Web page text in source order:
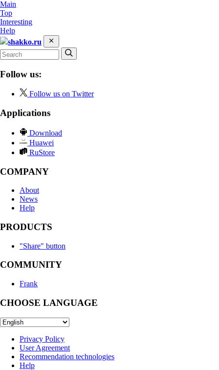
Main
Top
Interesting
Help
shakko.ru
Follow us:
Follow us on Twitter
Applications
Download
Huawei
RuStore
COMPANY
About
News
Help
PRODUCTS
"Share" button
COMMUNITY
Frank
CHOOSE LANGUAGE
Privacy Policy
User Agreement
Recommendation technologies
Help